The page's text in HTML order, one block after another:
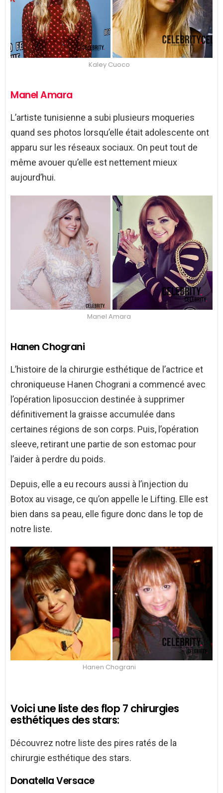
Kaley Cuoco
Manel Amara
L’artiste tunisienne a subi plusieurs moqueries
quand ses photos lorsqu’elle était adolescente ont
apparu sur les réseaux sociaux. On peut tout de
même avouer qu’elle est nettement mieux
aujourd’hui.
Manel Amara
Hanen Chograni
L’histoire de la chirurgie esthétique de l’actrice et
chroniqueuse Hanen Chograni a commencé avec
l’opération liposuccion destinée à supprimer
définitivement la graisse accumulée dans
certaines régions de son corps. Puis, l’opération
sleeve, retirant une partie de son estomac pour
l’aider à perdre du poids.
Depuis, elle a eu recours aussi à l’injection du
Botox au visage, ce qu’on appelle le Lifting. Elle est
bien dans sa peau, elle figure donc dans le top de
notre liste.
Hanen Chograni
Voici une liste des flop 7 chirurgies
esthétiques des stars:
Découvrez notre liste des pires ratés de la
chirurgie esthétique des stars.
Donatella Versace